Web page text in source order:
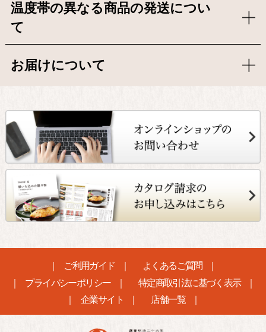
温度帯の異なる商品の発送につい
て
お届けについて
ご利用ガイド
よくあるご質問
プライバシーポリシー
特定商取引法に基づく表示
企業サイト
店舗一覧